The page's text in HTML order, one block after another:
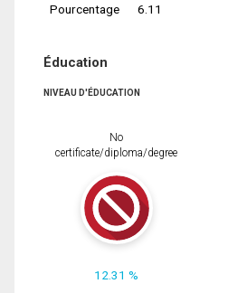
Pourcentage
6.11
Éducation
NIVEAU D'ÉDUCATION
No
certificate/diploma/degree
12.31 %